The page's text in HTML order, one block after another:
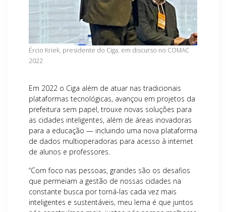
Ércio Kriek, presidente do Ciga, em discurso no COMAC
2022
Em 2022 o Ciga além de atuar nas tradicionais
plataformas tecnológicas, avançou em projetos da
prefeitura sem papel, trouxe novas soluções para
as cidades inteligentes, além de áreas inovadoras
para a educação — incluindo uma nova plataforma
de dados multioperadoras para acesso à internet
de alunos e professores.
“Com foco nas pessoas, grandes são os desafios
que permeiam a gestão de nossas cidades na
constante busca por torná-las cada vez mais
inteligentes e sustentáveis, meu lema é que juntos